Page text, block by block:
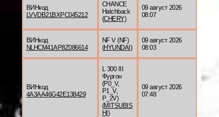
ВИНкод
LVVDB21BXPC045212
CHANCE
Hatchback
(CHERY)
09 август 2026
08:07
ВИНкод
NLHCM41AP8Z086614
NF V (NF)
(HYUNDAI )
09 август 2026
08:03
ВИНкод
4A3AA46G42E138429
L 300 III
Фургон
(P0_V,
P1_V,
P_2V)
(MITSUBIS
HI )
09 август 2026
07:48